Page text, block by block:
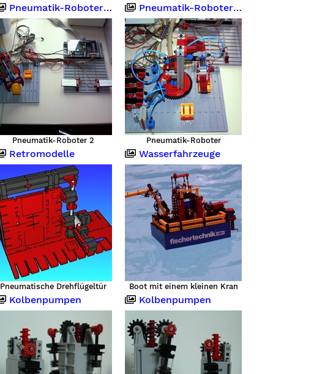
Pneumatik-Roboter mit Festo-System und Fipro-Win
Pneumatik-Roboter 2
Pneumatik-Roboter mit Festo-System und Fipro-Win
Pneumatik-Roboter
Retromodelle
Pneumatische Drehflügeltür
Wasserfahrzeuge
Boot mit einem kleinen Kran
Kolbenpumpen Kolbenpumpen